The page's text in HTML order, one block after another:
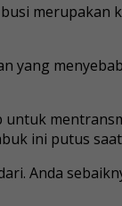
merupakan
yang
ini putus
Anda